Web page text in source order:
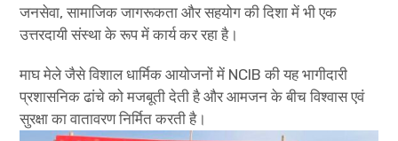
जनसेवा, सामाजिक जागरूकता और सहयोग की दिशा में भी एक
उत्तरदायी संस्था के रूप में कार्य कर रहा है।
माघ मेले जैसे विशाल धार्मिक आयोजनों में NCIB की यह भागीदारी
प्रशासनिक ढांचे को मजबूती देती है और आमजन के बीच विश्वास एवं
सुरक्षा का वातावरण निर्मित करती है।